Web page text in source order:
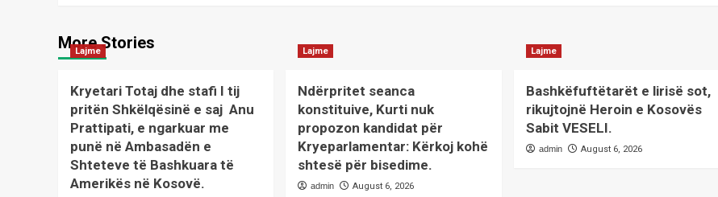
More Stories
Lajme
Kryetari Totaj dhe stafi I tij
pritën Shkëlqësinë e saj Anu
Prattipati, e ngarkuar me
punë në Ambasadën e
Shteteve të Bashkuara të
Amerikës në Kosovë.
Lajme
Ndërpritet seanca
konstituive, Kurti nuk
propozon kandidat për
Kryeparlamentar: Kërkoj kohë
shtesë për bisedime.
admin August 6, 2026
Lajme
Bashkëfuftëtarët e lirisë sot,
rikujtojnë Heroin e Kosovës
Sabit VESELI.
admin August 6, 2026